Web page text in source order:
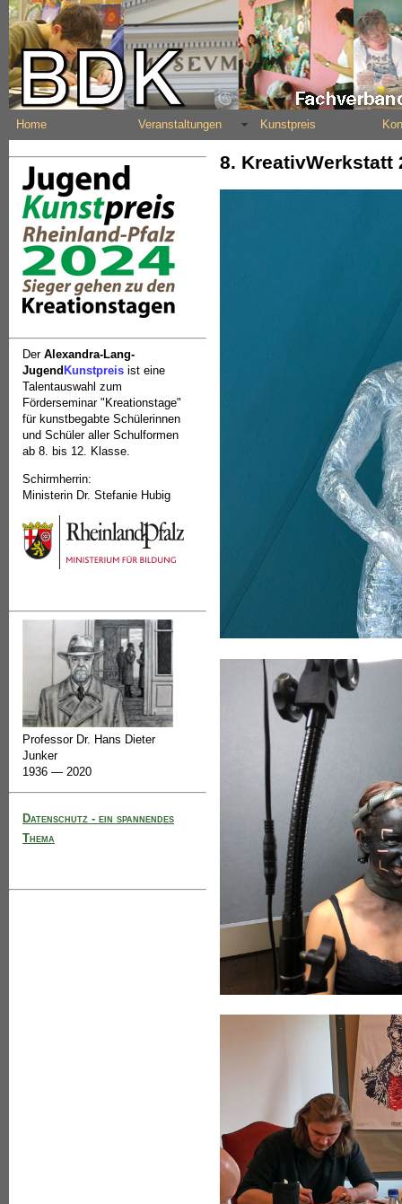
Home Veranstaltungen Kunstpreis
Der Alexandra-Lang-
JugendKunstpreis ist eine
Talentauswahl zum
Förderseminar "Kreationstage"
für kunstbegabte Schülerinnen
und Schüler aller Schulformen
ab 8. bis 12. Klasse.
Schirmherrin:
Ministerin Dr. Stefanie Hubig
Professor Dr. Hans Dieter
Junker
1936 — 2020
Datenschutz - ein spannendes
Thema
8. KreativWerkstatt